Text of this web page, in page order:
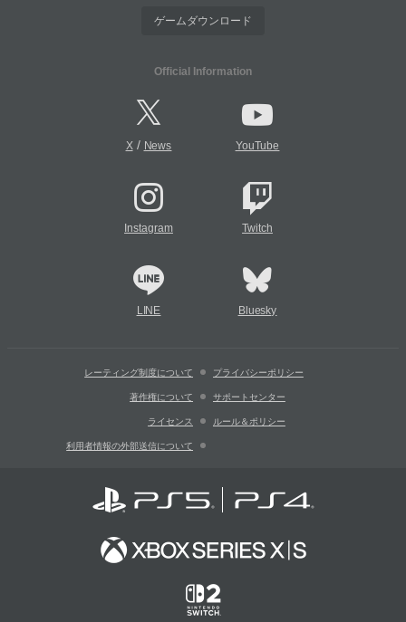
ゲームダウンロード
Official Information
X/ News YouTube
Instagram Twitch
LINE Bluesky
レーティング制度について プライバシーポリシー
著作権について サポートセンター
ライセンス ルール＆ポリシー
利用者情報の外部送信について